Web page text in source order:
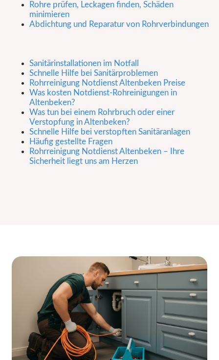
Rohre prüfen, Leckagen finden, Schäden
minimieren
Abdichtung und Reparatur von Rohrverbindungen
Sanitärinstallationen im Notfall
Schnelle Hilfe bei Sanitärproblemen
Rohrreinigung Notdienst Altenbeken Preise
Was kosten Notdienst-Rohreinigungen in
Altenbeken?
Was tun bei einem Rohrbruch oder einer
Verstopfung in Altenbeken?
Schnelle Hilfe bei verstopften Sanitäranlagen
Häufig gestellte Fragen
Rohrreinigung Notdienst Altenbeken – Ihre
Sicherheit liegt uns am Herzen